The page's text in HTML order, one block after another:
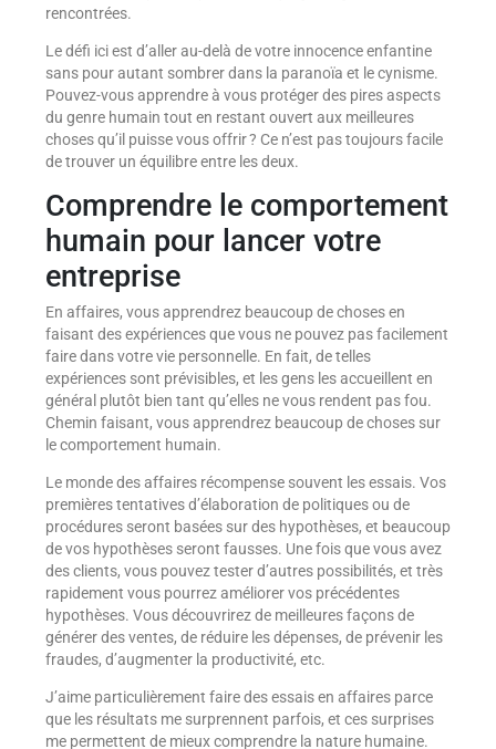
rencontrées.
Le défi ici est d’aller au-delà de votre innocence enfantine
sans pour autant sombrer dans la paranoïa et le cynisme.
Pouvez-vous apprendre à vous protéger des pires aspects
du genre humain tout en restant ouvert aux meilleures
choses qu’il puisse vous offrir ? Ce n’est pas toujours facile
de trouver un équilibre entre les deux.
Comprendre le comportement
humain pour lancer votre
entreprise
En affaires, vous apprendrez beaucoup de choses en
faisant des expériences que vous ne pouvez pas facilement
faire dans votre vie personnelle. En fait, de telles
expériences sont prévisibles, et les gens les accueillent en
général plutôt bien tant qu’elles ne vous rendent pas fou.
Chemin faisant, vous apprendrez beaucoup de choses sur
le comportement humain.
Le monde des affaires récompense souvent les essais. Vos
premières tentatives d’élaboration de politiques ou de
procédures seront basées sur des hypothèses, et beaucoup
de vos hypothèses seront fausses. Une fois que vous avez
des clients, vous pouvez tester d’autres possibilités, et très
rapidement vous pourrez améliorer vos précédentes
hypothèses. Vous découvrirez de meilleures façons de
générer des ventes, de réduire les dépenses, de prévenir les
fraudes, d’augmenter la productivité, etc.
J’aime particulièrement faire des essais en affaires parce
que les résultats me surprennent parfois, et ces surprises
me permettent de mieux comprendre la nature humaine.